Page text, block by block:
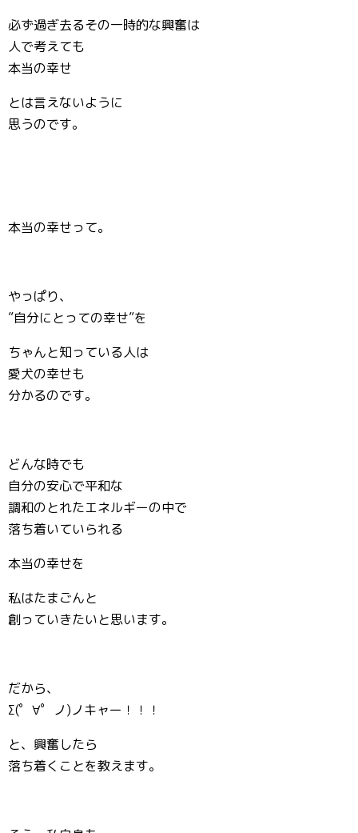
必ず過ぎ去るその一時的な興奮は
人で考えても
本当の幸せ
とは言えないように
思うのです。
本当の幸せって。
やっぱり、
”自分にとっての幸せ”を
ちゃんと知っている人は
愛犬の幸せも
分かるのです。
どんな時でも
自分の安心で平和な
調和のとれたエネルギーの中で
落ち着いていられる
本当の幸せを
私はたまごんと
創っていきたいと思います。
だから、
Σ(゜∀゜ノ)ノキャー！！！
と、興奮したら
落ち着くことを教えます。